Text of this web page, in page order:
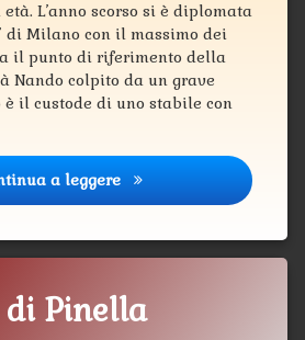
L’anno scorso si è diplomata
di Milano con il massimo dei
il punto di riferimento della
Nando colpito da un grave
il custode di uno stabile con
a leggere La storia di Carola
Pinella